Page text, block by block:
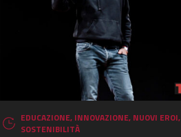
EDUCAZIONE, INNOVAZIONE, NUOVI EROI,
SOSTENIBILITÀ